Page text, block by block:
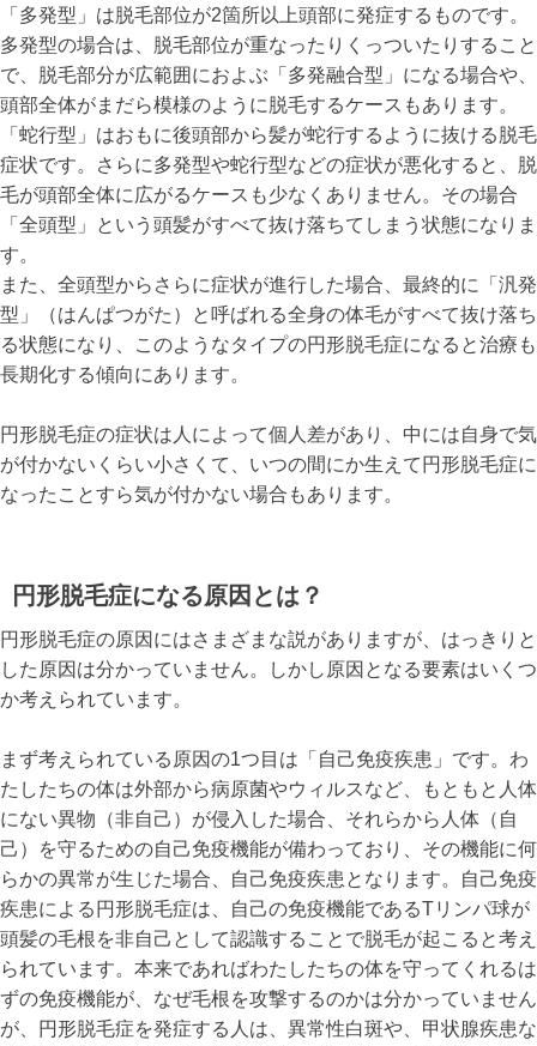
「多発型」は脱毛部位が2箇所以上頭部に発症するものです。
多発型の場合は、脱毛部位が重なったりくっついたりすること
で、脱毛部分が広範囲におよぶ「多発融合型」になる場合や、
頭部全体がまだら模様のように脱毛するケースもあります。
「蛇行型」はおもに後頭部から髪が蛇行するように抜ける脱毛
症状です。さらに多発型や蛇行型などの症状が悪化すると、脱
毛が頭部全体に広がるケースも少なくありません。その場合
「全頭型」という頭髪がすべて抜け落ちてしまう状態になりま
す。
また、全頭型からさらに症状が進行した場合、最終的に「汎発
型」（はんぱつがた）と呼ばれる全身の体毛がすべて抜け落ち
る状態になり、このようなタイプの円形脱毛症になると治療も
長期化する傾向にあります。
円形脱毛症の症状は人によって個人差があり、中には自身で気
が付かないくらい小さくて、いつの間にか生えて円形脱毛症に
なったことすら気が付かない場合もあります。
円形脱毛症になる原因とは？
円形脱毛症の原因にはさまざまな説がありますが、はっきりと
した原因は分かっていません。しかし原因となる要素はいくつ
か考えられています。
まず考えられている原因の1つ目は「自己免疫疾患」です。わ
たしたちの体は外部から病原菌やウィルスなど、もともと人体
にない異物（非自己）が侵入した場合、それらから人体（自
己）を守るための自己免疫機能が備わっており、その機能に何
らかの異常が生じた場合、自己免疫疾患となります。自己免疫
疾患による円形脱毛症は、自己の免疫機能であるTリンパ球が
頭髪の毛根を非自己として認識することで脱毛が起こると考え
られています。本来であればわたしたちの体を守ってくれるは
ずの免疫機能が、なぜ毛根を攻撃するのかは分かっていません
が、円形脱毛症を発症する人は、異常性白斑や、甲状腺疾患な